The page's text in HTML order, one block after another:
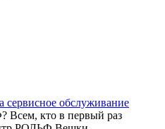
сервисное обслуживание
Всем, кто в первый раз